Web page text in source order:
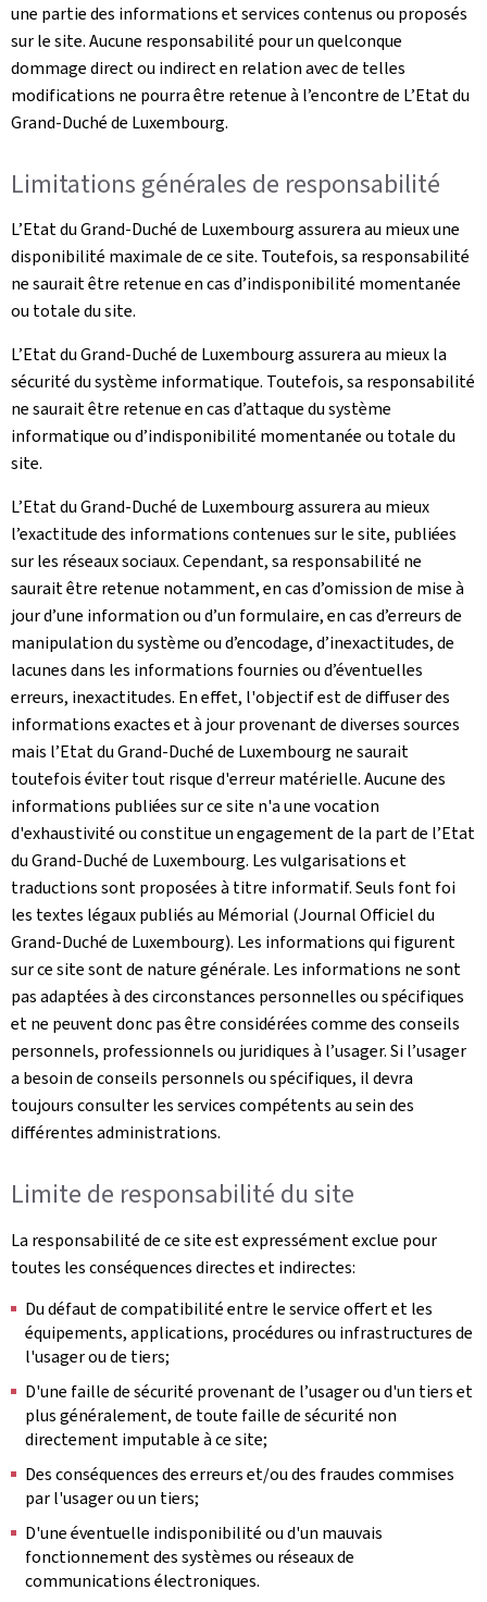
une partie des informations et services contenus ou proposés
sur le site. Aucune responsabilité pour un quelconque
dommage direct ou indirect en relation avec de telles
modifications ne pourra être retenue à l’encontre de L’Etat du
Grand-Duché de Luxembourg.
Limitations générales de responsabilité
L’Etat du Grand-Duché de Luxembourg assurera au mieux une
disponibilité maximale de ce site. Toutefois, sa responsabilité
ne saurait être retenue en cas d’indisponibilité momentanée
ou totale du site.
L’Etat du Grand-Duché de Luxembourg assurera au mieux la
sécurité du système informatique. Toutefois, sa responsabilité
ne saurait être retenue en cas d’attaque du système
informatique ou d’indisponibilité momentanée ou totale du
site.
L’Etat du Grand-Duché de Luxembourg assurera au mieux
l’exactitude des informations contenues sur le site, publiées
sur les réseaux sociaux. Cependant, sa responsabilité ne
saurait être retenue notamment, en cas d’omission de mise à
jour d’une information ou d’un formulaire, en cas d’erreurs de
manipulation du système ou d’encodage, d’inexactitudes, de
lacunes dans les informations fournies ou d’éventuelles
erreurs, inexactitudes. En effet, l'objectif est de diffuser des
informations exactes et à jour provenant de diverses sources
mais l’Etat du Grand-Duché de Luxembourg ne saurait
toutefois éviter tout risque d'erreur matérielle. Aucune des
informations publiées sur ce site n'a une vocation
d'exhaustivité ou constitue un engagement de la part de l’Etat
du Grand-Duché de Luxembourg. Les vulgarisations et
traductions sont proposées à titre informatif. Seuls font foi
les textes légaux publiés au Mémorial (Journal Officiel du
Grand-Duché de Luxembourg). Les informations qui figurent
sur ce site sont de nature générale. Les informations ne sont
pas adaptées à des circonstances personnelles ou spécifiques
et ne peuvent donc pas être considérées comme des conseils
personnels, professionnels ou juridiques à l’usager. Si l’usager
a besoin de conseils personnels ou spécifiques, il devra
toujours consulter les services compétents au sein des
différentes administrations.
Limite de responsabilité du site
La responsabilité de ce site est expressément exclue pour
toutes les conséquences directes et indirectes:
Du défaut de compatibilité entre le service offert et les
équipements, applications, procédures ou infrastructures de
l'usager ou de tiers;
D'une faille de sécurité provenant de l’usager ou d'un tiers et
plus généralement, de toute faille de sécurité non
directement imputable à ce site;
Des conséquences des erreurs et/ou des fraudes commises
par l'usager ou un tiers;
D'une éventuelle indisponibilité ou d'un mauvais
fonctionnement des systèmes ou réseaux de
communications électroniques.